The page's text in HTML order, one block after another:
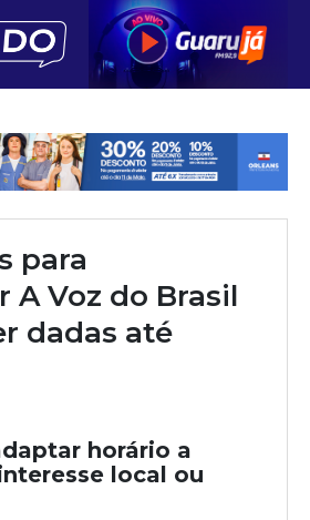
para
A Voz do Brasil
dadas até
horário a
local ou